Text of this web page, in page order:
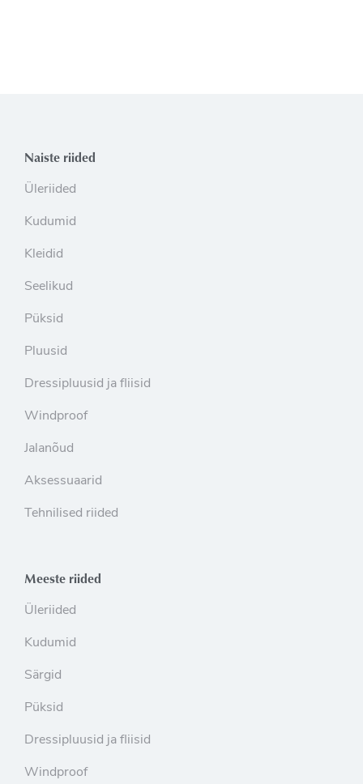
Naiste riided
Üleriided
Kudumid
Kleidid
Seelikud
Püksid
Pluusid
Dressipluusid ja fliisid
Windproof
Jalanõud
Aksessuaarid
Tehnilised riided
Meeste riided
Üleriided
Kudumid
Särgid
Püksid
Dressipluusid ja fliisid
Windproof